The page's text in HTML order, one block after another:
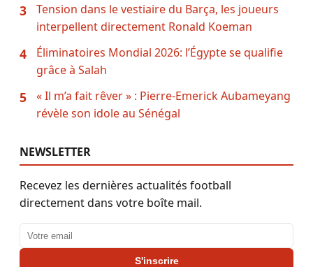
3
Tension dans le vestiaire du Barça, les joueurs
interpellent directement Ronald Koeman
4
Éliminatoires Mondial 2026: l’Égypte se qualifie
grâce à Salah
5
« Il m’a fait rêver » : Pierre-Emerick Aubameyang
révèle son idole au Sénégal
NEWSLETTER
Recevez les dernières actualités football
directement dans votre boîte mail.
Adresse email
S'inscrire